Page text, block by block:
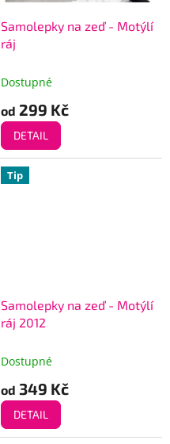
Samolepky na zeď - Motýlí
ráj
Dostupné
od 299 Kč
DETAIL
Tip
Samolepky na zeď - Motýlí
ráj 2012
Dostupné
od 349 Kč
DETAIL